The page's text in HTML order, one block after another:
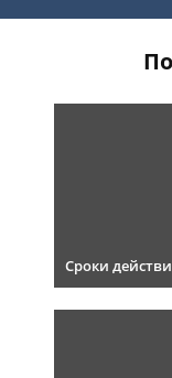
Сроки